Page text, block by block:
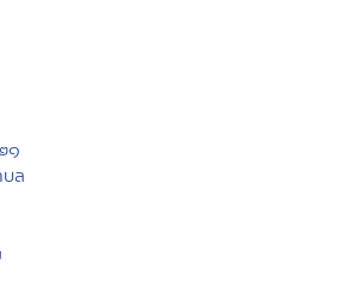
๑
ล